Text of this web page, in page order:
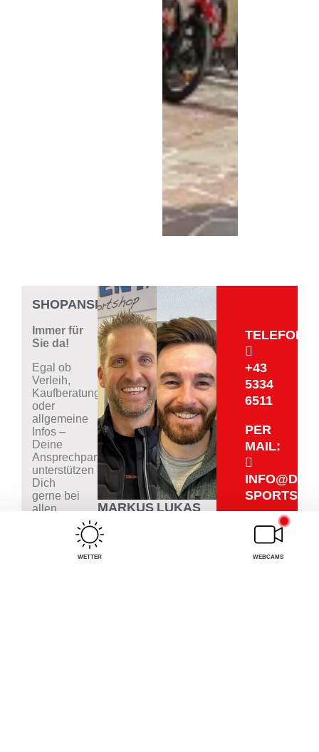
SHOPANSPRECHPARTNER
Immer für
Sie da!
Egal ob
Verleih,
Kaufberatung
oder
allgemeine
Infos –
Deine
Ansprechpartner
unterstützen
Dich
gerne bei
allen
MARKUS
MAYER
LUKAS
+43
5334
6511
PER
MAIL:
WETTER WEBCAMS